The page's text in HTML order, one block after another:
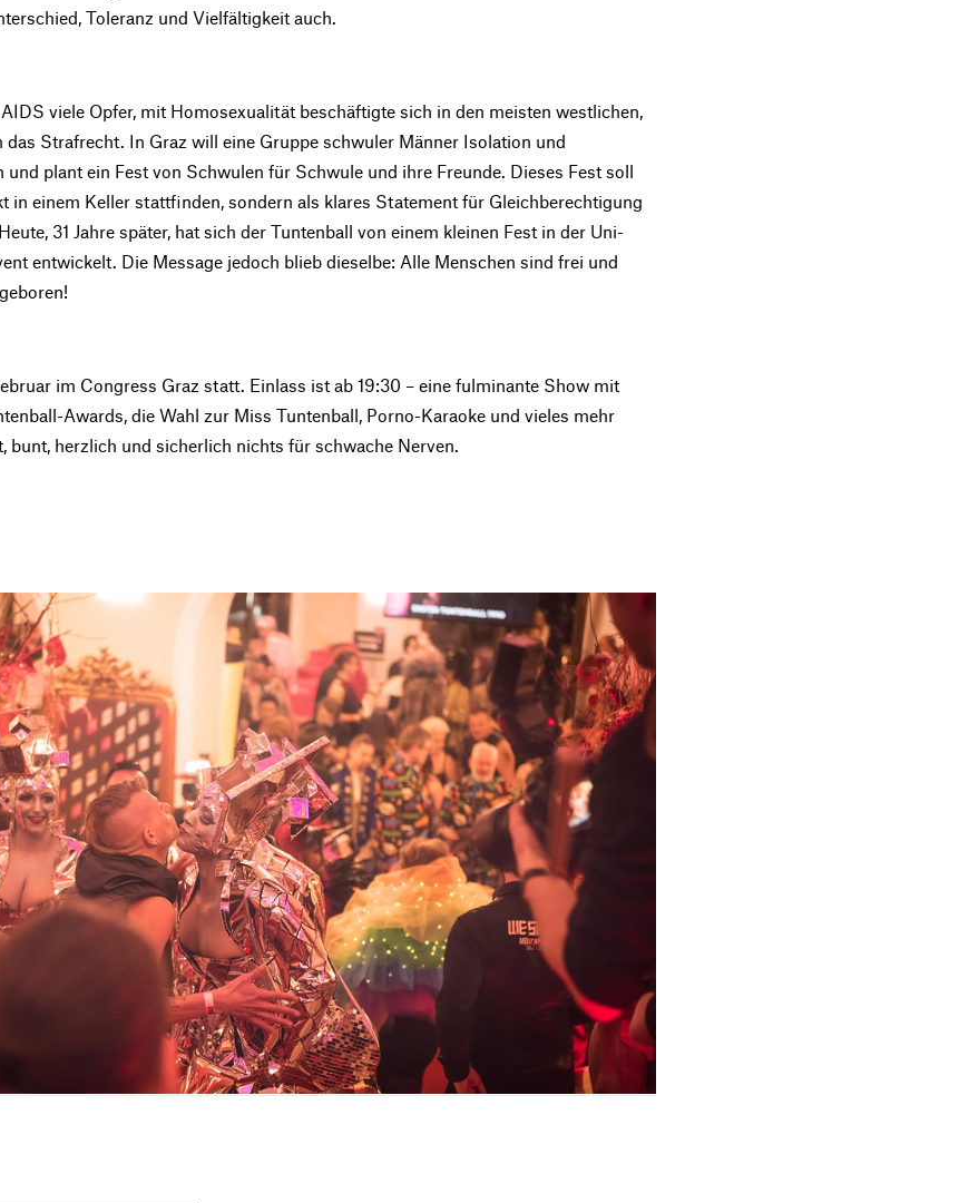
Toleranz und Vielfältigkeit auch.
viele Opfer, mit Homosexualität beschäftigte sich in den meisten westlichen,
Strafrecht. In Graz will eine Gruppe schwuler Männer Isolation und
plant ein Fest von Schwulen für Schwule und ihre Freunde. Dieses Fest soll
in einem Keller stattfinden, sondern als klares Statement für Gleichberechtigung
31 Jahre später, hat sich der Tuntenball von einem kleinen Fest in der Uni-
entwickelt. Die Message jedoch blieb dieselbe: Alle Menschen sind frei und
im Congress Graz statt. Einlass ist ab 19:30 – eine fulminante Show mit
Awards, die Wahl zur Miss Tuntenball, Porno-Karaoke und vieles mehr
bunt, herzlich und sicherlich nichts für schwache Nerven.